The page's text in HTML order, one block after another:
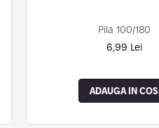
Pila 100/180
6,99 Lei
ADAUGA IN COS